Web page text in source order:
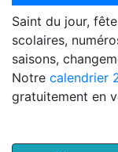
Saint du jour,
scolaires,
saisons,
Notre calendrier
gratuitement en